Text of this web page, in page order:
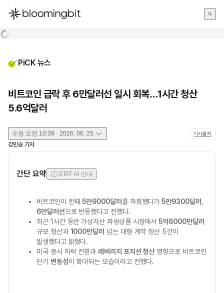
한국어
PiCK 뉴스
비트코인 급락 후 6만달러선 일시 회복…1시간 청산
5.6억달러
수정 오전 10:39 · 2026. 06. 25. 기사출처
강민승 기자
간단 요약 STAT AI 안내
비트코인이 한때5만9000달러를 하회했다가5만9300달러
6만달러선으로 반등했다고 전했다.
최근 1시간 동안 가상자산 파생상품 시장에서5억6000만달러
규모 청산과 1000만달러 넘는 대형 계약 청산 5건이
발생했다고 밝혔다.
미국 증시 하락 전환과레버리지 포지션 청산영향으로 비트코인
단기 변동성이 확대되는 모습이라고 전했다.